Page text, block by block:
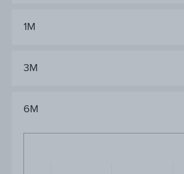
1M
3M
6M